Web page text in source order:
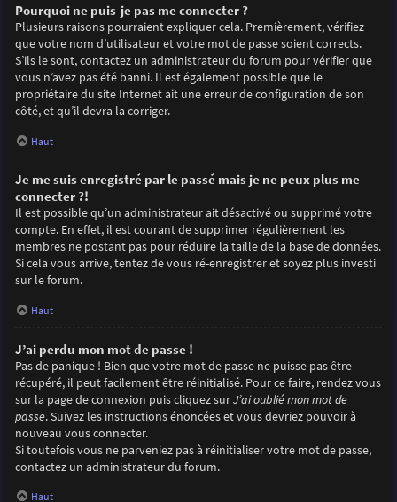
Pourquoi ne puis-je pas me connecter ?
Plusieurs raisons pourraient expliquer cela. Premièrement, vérifiez
que votre nom d’utilisateur et votre mot de passe soient corrects.
S’ils le sont, contactez un administrateur du forum pour vérifier que
vous n’avez pas été banni. Il est également possible que le
propriétaire du site Internet ait une erreur de configuration de son
côté, et qu’il devra la corriger.
Haut
Je me suis enregistré par le passé mais je ne peux plus me
connecter ?!
Il est possible qu’un administrateur ait désactivé ou supprimé votre
compte. En effet, il est courant de supprimer régulièrement les
membres ne postant pas pour réduire la taille de la base de données.
Si cela vous arrive, tentez de vous ré-enregistrer et soyez plus investi
sur le forum.
Haut
J’ai perdu mon mot de passe !
Pas de panique ! Bien que votre mot de passe ne puisse pas être
récupéré, il peut facilement être réinitialisé. Pour ce faire, rendez vous
sur la page de connexion puis cliquez surJ’ai oublié mon mot de
passe. Suivez les instructions énoncées et vous devriez pouvoir à
nouveau vous connecter.
Si toutefois vous ne parveniez pas à réinitialiser votre mot de passe,
contactez un administrateur du forum.
Haut